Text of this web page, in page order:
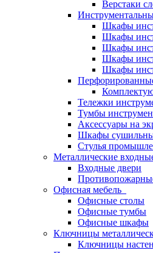
Верстаки
Шкафы
Шкафы
Шкафы
Шкафы
Шкафы
Тележки
Тумбы
Аксессуары на
Шкафы
Стулья
Металлические
Входные двери
Офисная мебель
Офисные столы
Офисные тумбы
Офисные шкафы
Ключницы
Ключницы